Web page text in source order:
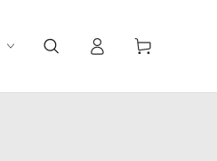
ConnexionPanier